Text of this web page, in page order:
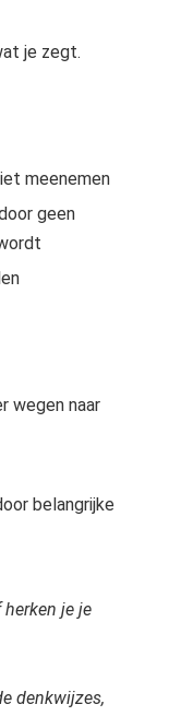
je zegt.
meenemen
geen
wegen naar
belangrijke
herken je je
denkwijzes,